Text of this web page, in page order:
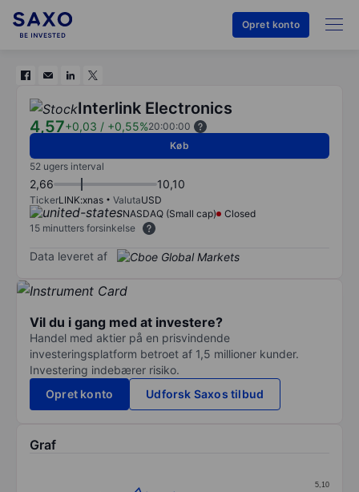
Opret konto
Interlink Electronics
4,57+0,03 / +0,55%20:00:00
Køb
52 ugers interval
2,66 10,10
TickerLINK:xnas ValutaUSD
NASDAQ (Small cap)
Closed
15 minutters forsinkelse
Data leveret af
Vil du i gang med at investere?
Handel med aktier på en prisvindende
investeringsplatform betroet af 1,5 millioner kunder.
Investering indebærer risiko.
Opret konto
Udforsk Saxos tilbud
Graf
5,10